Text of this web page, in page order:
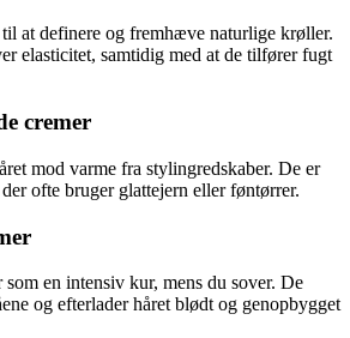
at definere og fremhæve naturlige krøller.
elasticitet, samtidig med at de tilfører fugt
cremer
mod varme fra stylingredskaber. De er
ofte bruger glattejern eller føntørrer.
en intensiv kur, mens du sover. De
og efterlader håret blødt og genopbygget